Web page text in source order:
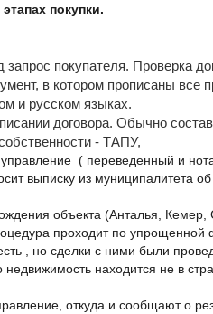
покупки.
покупателя. Проверка
в котором прописаны все
и русском языках.
договора. Обычно
- ТАПУ,
( переведенный и
выписку из муниципалитета об
объекта (Анталья,
проходит по
, но сделки с ними были
находится не в
откуда и сообщают о